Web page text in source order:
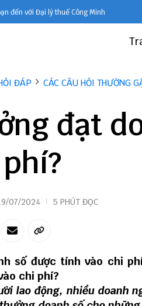
đến với Đại lý thuế Công Minh
ĐÁP CÁC CÂU HỎI THƯỜNG
đạt
07/2024 5 PHÚT ĐỌC
số được tính vào chi
chi phí?
lao động, nhiều doanh